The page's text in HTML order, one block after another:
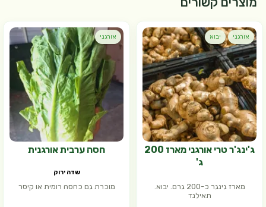
אורגני יבוא
ג'ינג'ר טרי אורגני מארז 200
ג'
מארז גינגר כ-200 גרם. יבוא.
תאילנד
אורגני
חסה ערבית אורגנית
שדה ירוק
מוכרת גם כחסה רומית או קיסר